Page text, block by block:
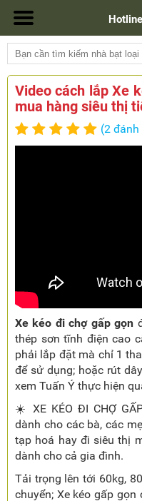
Video cách lắp Xe
mua hàng siêu thị
(2 đánh
Xe kéo đi chợ gấp gọn
thép sơn tĩnh điện cao
phải lắp đặt mà chỉ 1
để sử dụng; hoặc rút
xem Tuấn Ý thực hiện
☀️ XE KÉO ĐI CHỢ
dành cho các bà, các
tạp hoá hay đi siêu thị
dành cho cả gia đình.
Tải trọng lên tới 60kg,
chuyển; Xe kéo gấp